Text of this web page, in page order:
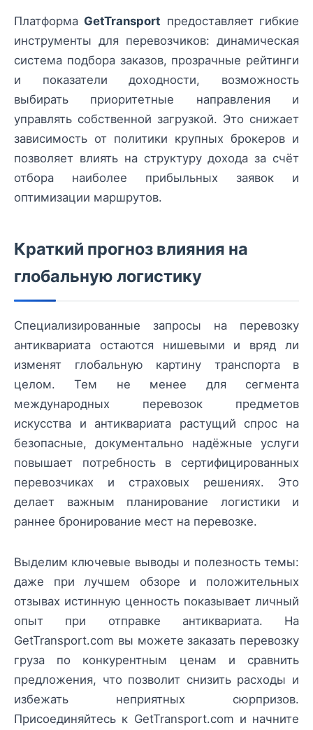
Платформа GetTransport предоставляет гибкие
инструменты для перевозчиков: динамическая
система подбора заказов, прозрачные рейтинги
и показатели доходности, возможность
выбирать приоритетные направления и
управлять собственной загрузкой. Это снижает
зависимость от политики крупных брокеров и
позволяет влиять на структуру дохода за счёт
отбора наиболее прибыльных заявок и
оптимизации маршрутов.
Краткий прогноз влияния на
глобальную логистику
Специализированные запросы на перевозку
антиквариата остаются нишевыми и вряд ли
изменят глобальную картину транспорта в
целом. Тем не менее для сегмента
международных перевозок предметов
искусства и антиквариата растущий спрос на
безопасные, документально надёжные услуги
повышает потребность в сертифицированных
перевозчиках и страховых решениях. Это
делает важным планирование логистики и
раннее бронирование мест на перевозке.
Выделим ключевые выводы и полезность темы:
даже при лучшем обзоре и положительных
отзывах истинную ценность показывает личный
опыт при отправке антиквариата. На
GetTransport.com вы можете заказать перевозку
груза по конкурентным ценам и сравнить
предложения, что позволит снизить расходы и
избежать неприятных сюрпризов.
Присоединяйтесь к GetTransport.com и начните